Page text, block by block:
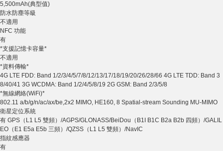
5,500mAh(典型值)
防水防塵等級
不適用
NFC 功能
有
*支援記憶卡容量*
不適用
*資料傳輸*
4G LTE FDD: Band 1/2/3/4/5/7/8/12/13/17/18/19/20/26/28/66 4G LTE TDD: Band 3
8/40/41 3G WCDMA: Band 1/2/4/5/8/19 2G GSM: Band 2/3/5/8
*無線網絡(WiFi)*
802.11 a/b/g/n/ac/ax/be,2x2 MIMO, HE160, 8 Spatial-stream Sounding MU-MIMO
衛星定位系統
有 GPS（L1 L5 雙頻）/AGPS/GLONASS/BeiDou（B1I B1C B2a B2b 四頻）/GALIL
EO（E1 E5a E5b 三頻）/QZSS（L1 L5 雙頻）/NavIC
指紋感應器
有